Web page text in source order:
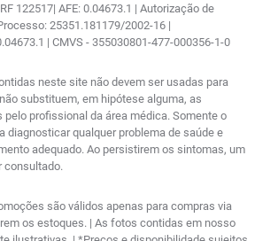
122517| AFE: 0.04673.1 | Autorização de
25351.181179/2002-16 |
| CMVS - 355030801-477-000356-1-0
neste site não devem ser usadas para
substituem, em hipótese alguma, as
pelo profissional da área médica. Somente o
diagnosticar qualquer problema de saúde e
adequado. Ao persistirem os sintomas, um
consultado.
são válidos apenas para compras via
os estoques. | As fotos contidas em nosso